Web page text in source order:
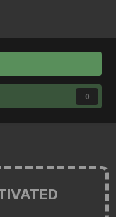
0